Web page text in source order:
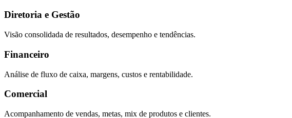
Diretoria e Gestão
Visão consolidada de resultados, desempenho e tendências.
Financeiro
Análise de fluxo de caixa, margens, custos e rentabilidade.
Comercial
Acompanhamento de vendas, metas, mix de produtos e clientes.